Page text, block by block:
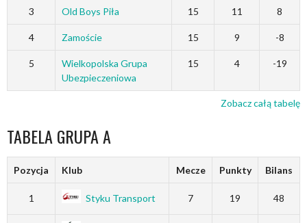
3 Old Boys Piła 15 11 8
4 Zamoście 15 9 -8
5
Wielkopolska Grupa
Ubezpieczeniowa
15 4 -19
Zobacz całą tabelę
TABELA GRUPA A
Pozycja Klub Mecze Punkty Bilans
1 Styku Transport 7 19 48